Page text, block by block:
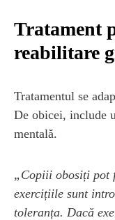
Tratament
reabilitare
Tratamentul se
De obicei, include
mentală.
„Copiii obosiți pot
exercițiile sunt
toleranța. Dacă